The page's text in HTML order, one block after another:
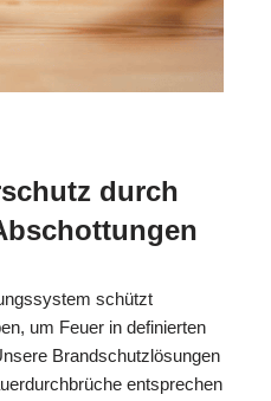
durch
schützt
um Feuer in definierten
Brandschutzlösungen
entsprechen